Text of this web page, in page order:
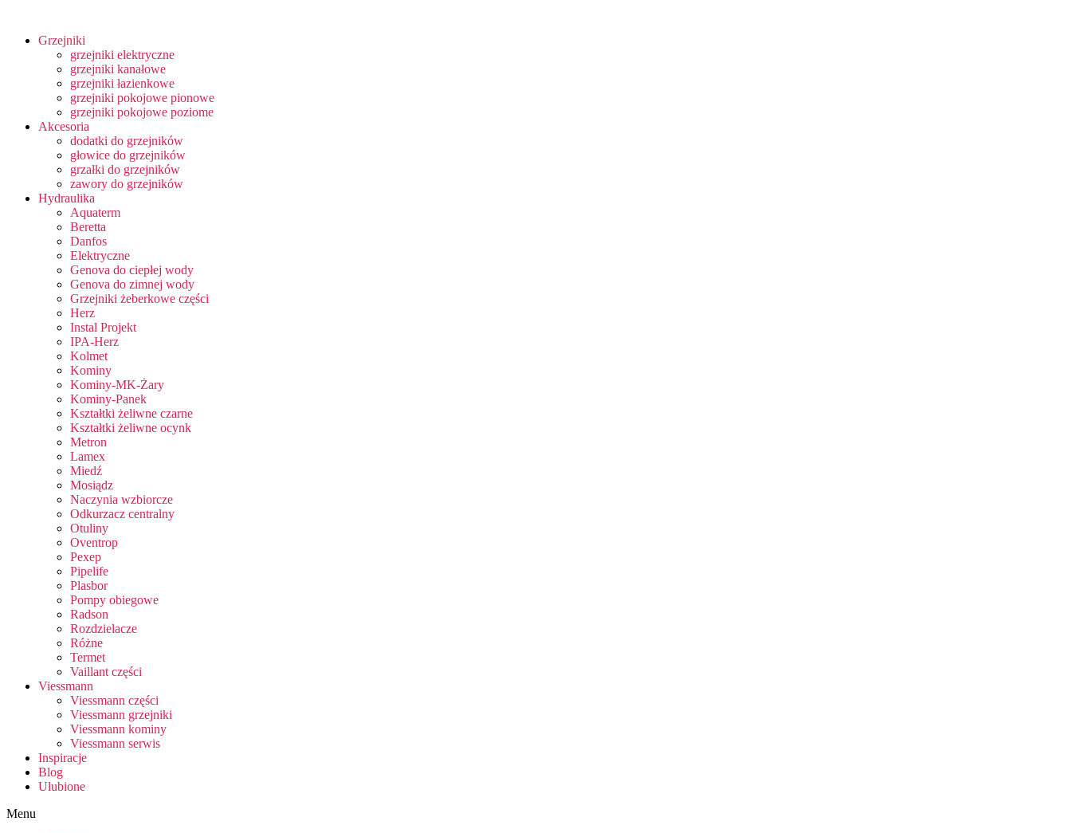
Grzejniki
grzejniki elektryczne
grzejniki kanałowe
grzejniki łazienkowe
grzejniki pokojowe pionowe
grzejniki pokojowe poziome
Akcesoria
dodatki do grzejników
głowice do grzejników
grzałki do grzejników
zawory do grzejników
Hydraulika
Aquaterm
Beretta
Danfos
Elektryczne
Genova do ciepłej wody
Genova do zimnej wody
Grzejniki żeberkowe części
Herz
Instal Projekt
IPA-Herz
Kolmet
Kominy
Kominy-MK-Żary
Kominy-Panek
Kształtki żeliwne czarne
Kształtki żeliwne ocynk
Metron
Lamex
Miedź
Mosiądz
Naczynia wzbiorcze
Odkurzacz centralny
Otuliny
Oventrop
Pexep
Pipelife
Plasbor
Pompy obiegowe
Radson
Rozdzielacze
Różne
Termet
Vaillant części
Viessmann
Viessmann części
Viessmann grzejniki
Viessmann kominy
Viessmann serwis
Inspiracje
Blog
Ulubione
Menu